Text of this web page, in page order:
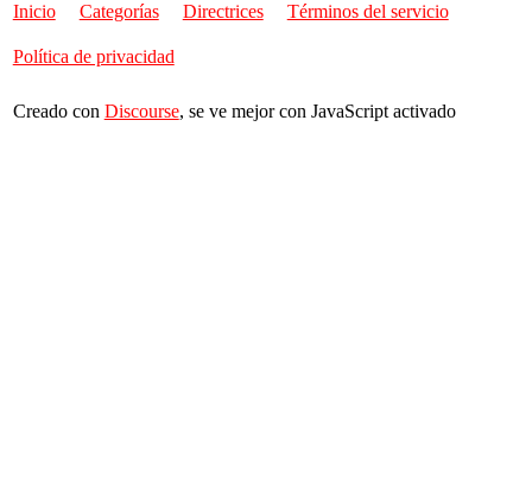
Inicio Categorías Directrices Términos del servicio
Política de privacidad
Creado con Discourse, se ve mejor con JavaScript activado